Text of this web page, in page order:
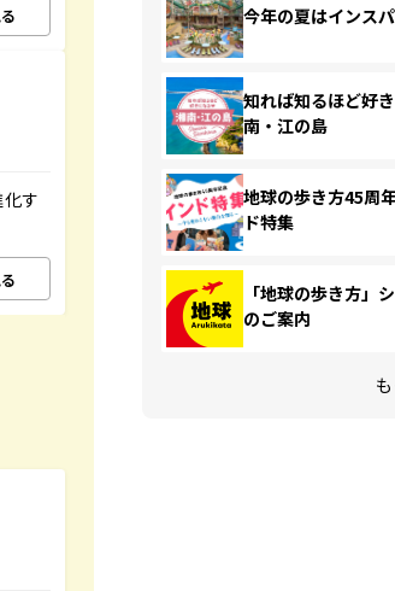
す
今年の夏はインス
知れば知るほど好
南・江の島
地球の歩き方45周
ド特集
「地球の歩き方」
のご案内